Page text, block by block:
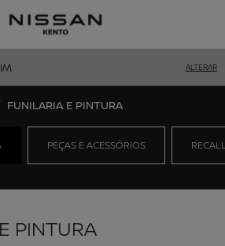
ALTERAR
FUNILARIA E PINTURA
PEÇAS E ACESSÓRIOS
PINTURA